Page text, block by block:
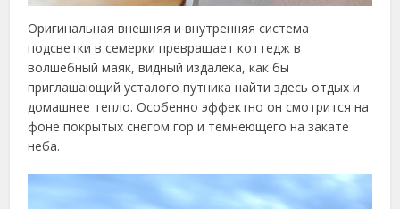
Оригинальная внешняя и внутренняя система
подсветки в семерки превращает коттедж в
волшебный маяк, видный издалека, как бы
приглашающий усталого путника найти здесь отдых и
домашнее тепло. Особенно эффектно он смотрится на
фоне покрытых снегом гор и темнеющего на закате
неба.